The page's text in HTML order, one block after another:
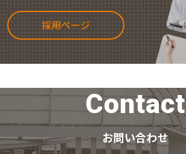
採用ページ
Contact
お問い合わせ